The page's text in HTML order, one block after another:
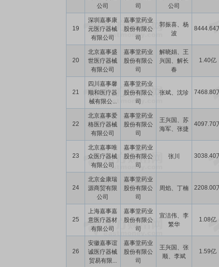
公司
司
公司
19
深圳嘉事康
元医疗器械
有限公司
嘉事堂药业
股份有限公
司
郭振喜、杨
波
8444.64
20
北京嘉事盛
世医疗器械
有限公司
嘉事堂药业
股份有限公
司
解晓娟、王
兴国、解长
春
1.40亿
21
四川嘉事馨
顺和医疗器
械有限公...
嘉事堂药业
股份有限公
司
张斌、沈珍 7468.80
22
北京嘉事爱
格医疗器械
有限公司
嘉事堂药业
股份有限公
司
王兴国、苏
海军、张捷
4097.70
23
北京嘉事唯
众医疗器械
有限公司
嘉事堂药业
股份有限公
司
张川 3038.40
24
北京金康瑞
源商贸有限
公司
嘉事堂药业
股份有限公
司
周焰、丁楠 2208.00
25
上海嘉事嘉
意医疗器材
有限公司
嘉事堂药业
股份有限公
司
宣洁伟、李
繁华
1.08亿
26
安徽嘉事谊
诚医疗器械
贸易有限...
嘉事堂药业
股份有限公
司
王兴国、张
顺、李斌
1.59亿